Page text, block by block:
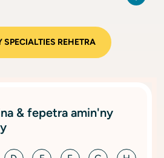
SPECIALTIES REHETRA
& fepetra amin'ny